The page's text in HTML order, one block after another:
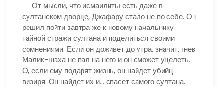
От мысли, что исмаилиты есть даже в
султанском дворце, Джафару стало не по себе. Он
решил пойти завтра же к новому начальнику
тайной стражи султана и поделиться своими
сомнениями. Если он доживет до утра, значит, гнев
Малик-шаха не пал на него и он сможет уцелеть.
О, если ему подарят жизнь, он найдет убийц
визиря. Он найдет их и… спасет самого султана.